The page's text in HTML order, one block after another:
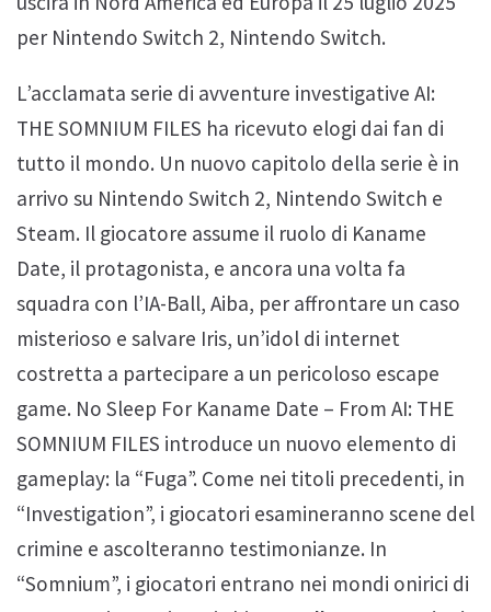
per Nintendo Switch 2, Nintendo Switch.
L’acclamata serie di avventure investigative AI:
THE SOMNIUM FILES ha ricevuto elogi dai fan di
tutto il mondo. Un nuovo capitolo della serie è in
arrivo su Nintendo Switch 2, Nintendo Switch e
Steam. Il giocatore assume il ruolo di Kaname
Date, il protagonista, e ancora una volta fa
squadra con l’IA-Ball, Aiba, per affrontare un caso
misterioso e salvare Iris, un’idol di internet
costretta a partecipare a un pericoloso escape
game. No Sleep For Kaname Date – From AI: THE
SOMNIUM FILES introduce un nuovo elemento di
gameplay: la “Fuga”. Come nei titoli precedenti, in
“Investigation”, i giocatori esamineranno scene del
crimine e ascolteranno testimonianze. In
“Somnium”, i giocatori entrano nei mondi onirici di